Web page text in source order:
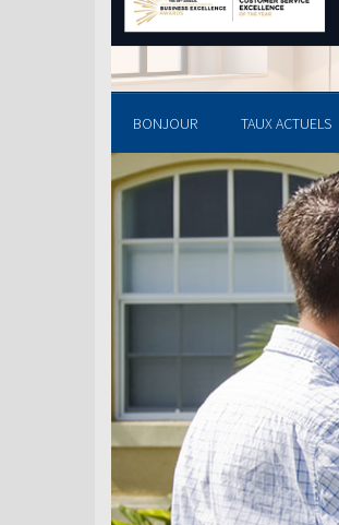
BONJOUR TAUX ACTUELS